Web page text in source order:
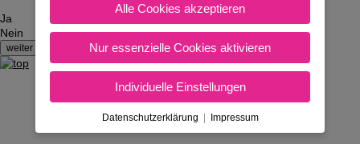
Ja
Nein
Alle Cookies akzeptieren
Nur essenzielle Cookies aktivieren
Individuelle Einstellungen
Datenschutzerklärung | Impressum